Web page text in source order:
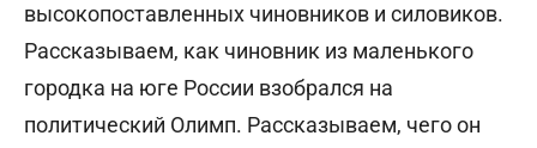
высокопоставленных чиновников и силовиков.
Рассказываем, как чиновник из маленького
городка на юге России взобрался на
политический Олимп. Рассказываем, чего он